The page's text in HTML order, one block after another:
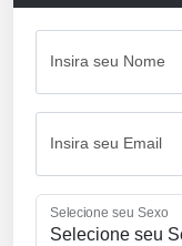
Insira seu Nome
Insira seu Email
Selecione seu Sexo